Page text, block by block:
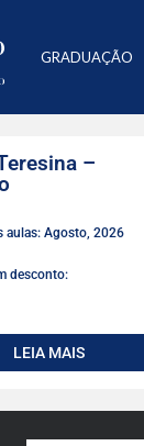
GRADUAÇÃO
–
aulas: Agosto, 2026
desconto:
LEIA MAIS